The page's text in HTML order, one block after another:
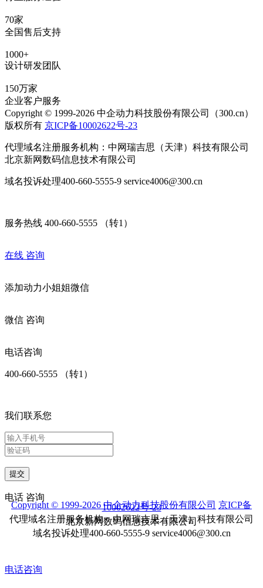
70家
全国售后支持
1000+
设计研发团队
150万家
企业客户服务
Copyright © 1999-2026 中企动力科技股份有限公司（300.cn）
版权所有 京ICP备10002622号-23
代理域名注册服务机构：中网瑞吉思（天津）科技有限公司
北京新网数码信息技术有限公司
域名投诉处理400-660-5555-9 service4006@300.cn
服务热线 400-660-5555 （转1）
在线 咨询
添加动力小姐姐微信
微信 咨询
电话咨询
400-660-5555 （转1）
我们联系您
提交
电话 咨询
Copyright © 1999-2026 中企动力科技股份有限公司 京ICP备
10002622号-23
代理域名注册服务机构：中网瑞吉思（天津）科技有限公司
北京新网数码信息技术有限公司
域名投诉处理400-660-5555-9 service4006@300.cn
电话咨询